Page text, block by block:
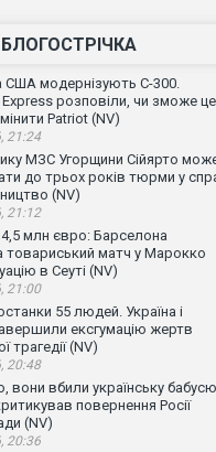
БЛОГОСТРІЧКА
США модернізують С-300.
розповіли, чи зможе
Patriot (NV)
21:24
МЗС Угорщини Сійярто
до трьох років тюрми у
(NV)
21:12
млн євро: Барселона
товариський матч у Марокко
в Сеуті (NV)
21:00
55 людей. Україна і
ексгумацію жертв
трагедії (NV)
20:48
вони вбили українську
повернення Росії
(NV)
20:36